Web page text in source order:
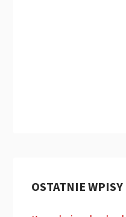
OSTATNIE WPISY